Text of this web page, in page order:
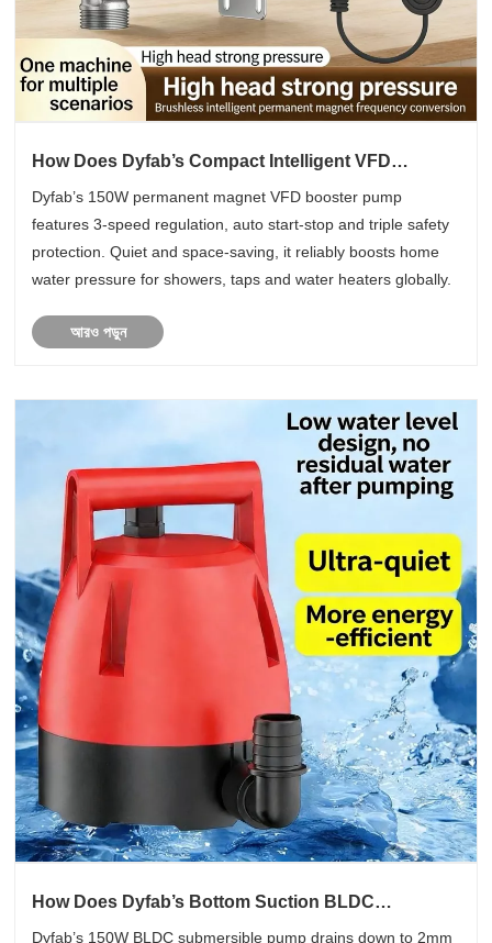
How Does Dyfab’s Compact Intelligent VFD
Troubles?
Dyfab’s 150W permanent magnet VFD booster pump
features 3-speed regulation, auto start-stop and triple safety
protection. Quiet and space-saving, it reliably boosts home
water pressure for showers, taps and water heaters globally.
আরও পড়ুন
How Does Dyfab’s Bottom Suction BLDC
Dyfab’s 150W BLDC submersible pump drains down to 2mm